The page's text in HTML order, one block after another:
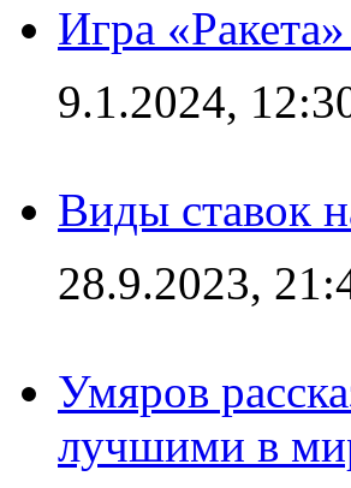
Игра
9.1.2024,
Виды ставок
28.9.2023,
Умяров
лучшими в